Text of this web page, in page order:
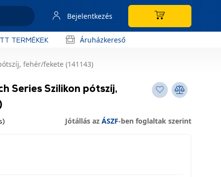
Bejelentkezés
TERMÉKEK Áruházkereső
fehér/fekete (141143)
Series Szilikon pótszíj,
Jótállás az ÁSZF-ben foglaltak szerint